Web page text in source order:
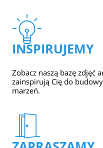
INSPIRUJEMY
Zobacz naszą bazę zdjęć
zainspirują Cię do
marzeń.